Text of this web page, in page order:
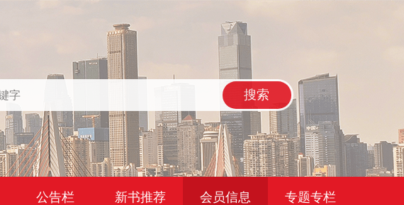
搜索
公告栏 新书推荐 会员信息 专题专栏